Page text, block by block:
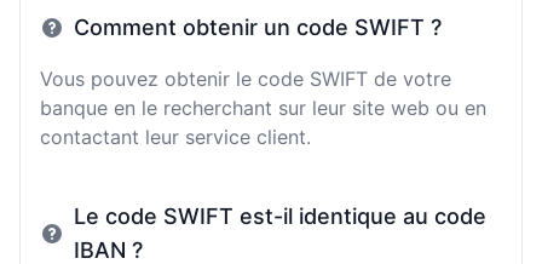
Comment obtenir un code SWIFT ?
Vous pouvez obtenir le code SWIFT de votre
banque en le recherchant sur leur site web ou en
contactant leur service client.
Le code SWIFT est-il identique au code
IBAN ?